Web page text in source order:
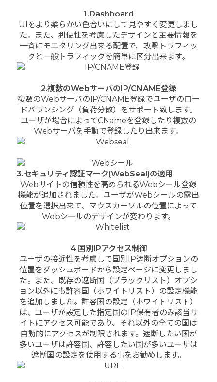
1.Dashboard
UIをより柔らかい色合いにして見やすく変更しまし
た。また、利便性を考慮したデザインと主要情報を
一斉にモニタリング出来る配置で、攻撃トラフィッ
クと一般トラフィックを簡単に区分出来ます。
2.複数のWebサーバのIP/CNAME登録
複数のWebサーバのIP/CNAME登録でユーザのロー
ドバランシング（負荷分散）をサポート致します。
ユーザが場合によってCNameを登録したり複数の
Webサーバを手動で登録したり出来ます。
3.セキュリティ認証マーク(WebSeal)の適用
Webサイトの信頼性を高められるWebシール登録
機能が追加されました。 ユーザがWebシールの露出
位置を選択出来て、マウスカーソルの位置によって
Webシールのデザインが変わります。
4.国別IPアクセス制御
ユーザの接近性を考慮して国別IP遮断オプションの
位置をダッシュボードから設定ページに変更しまし
た。また、既存の遮断国（ブラックリスト）オプシ
ョン以外にも許容国（ホワイトリスト）の設定機能
を追加しました。 許容国の設定（ホワイトリスト）
は、ユーザが設定した指定国のIP保有者のみ該当サ
イトにアクセス可能であり、それ以外の全ての国は
自動的にアクセスが制限されます。 遮断したい国が
多いユーザは許容国、許容したい国が多いユーザは
遮断国の設定を使用する事をお勧めします。